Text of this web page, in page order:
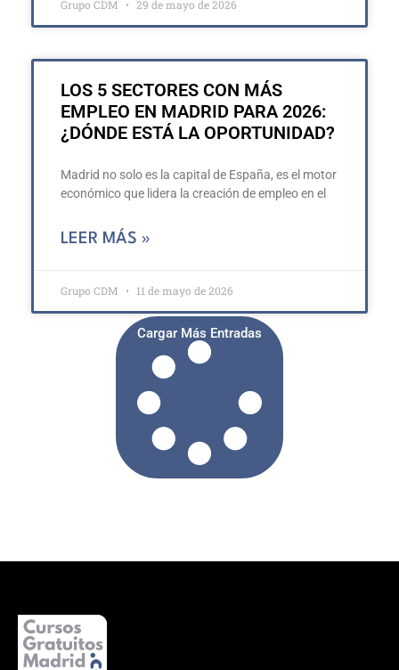
Grupo CDM 29 de mayo de 2026
LOS 5 SECTORES CON MÁS
EMPLEO EN MADRID PARA 2026:
¿DÓNDE ESTÁ LA OPORTUNIDAD?
Madrid no solo es la capital de España, es el motor
económico que lidera la creación de empleo en el
LEER MÁS »
Grupo CDM 11 de mayo de 2026
Cargar Más Entradas